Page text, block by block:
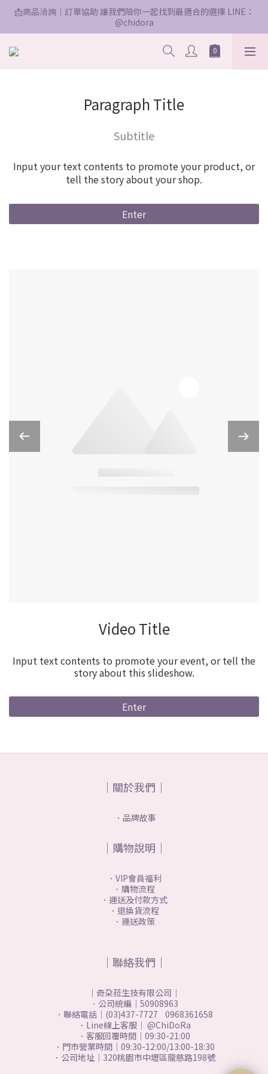
📩商品洽詢｜訂單協助 讓我們陪你一起找到最適合的選擇 LINE：
@chidora
Paragraph Title
Subtitle
Input your text contents to promote your product, or
tell the story about your shop.
Enter
Video Title
Input text contents to promote your event, or tell the
story about this slideshow.
Enter
｜關於我們｜
．品牌故事
｜購物說明｜
．VIP會員福利
．購物流程
．運送及付款方式
．退換貨流程
．運送政策
｜聯絡我們｜
｜奇朶菈生技有限公司｜
．公司統編｜50908963
．聯絡電話｜(03)437-7727 0968361658
．Line線上客服｜ @ChiDoRa
．客服回覆時間｜09:30-21:00
．門市營業時間｜09:30-12:00/13:00-18:30
．公司地址｜320桃園市中壢區龍慈路198號